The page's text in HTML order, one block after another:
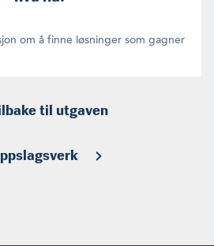
om å finne løsninger som gagner
til utgaven